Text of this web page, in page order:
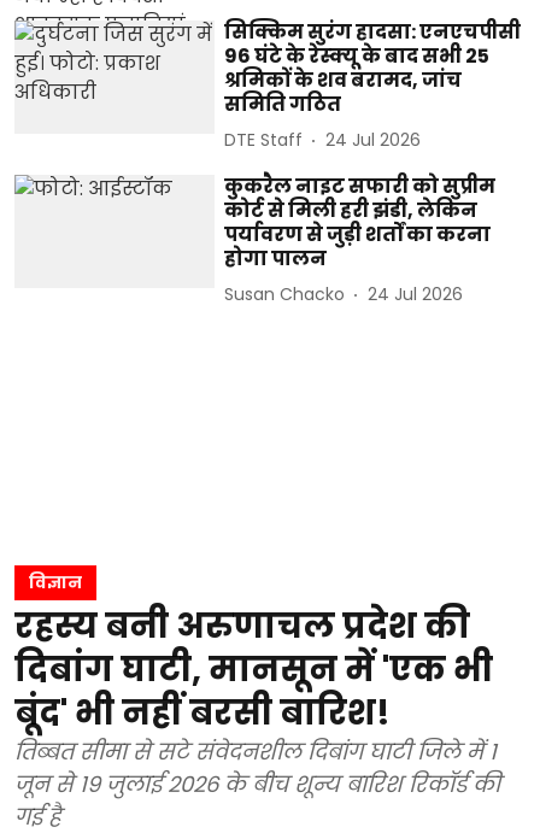
सिक्किम सुरंग हादसा: एनएचपीसी
96 घंटे के रेस्क्यू के बाद सभी 25
श्रमिकों के शव बरामद, जांच
समिति गठित
DTE Staff 24 Jul 2026
कुकरैल नाइट सफारी को सुप्रीम
कोर्ट से मिली हरी झंडी, लेकिन
पर्यावरण से जुड़ी शर्तों का करना
होगा पालन
Susan Chacko 24 Jul 2026
विज्ञान
रहस्य बनी अरुणाचल प्रदेश की
दिबांग घाटी, मानसून में 'एक भी
बूंद' भी नहीं बरसी बारिश!
तिब्बत सीमा से सटे संवेदनशील दिबांग घाटी जिले में 1
जून से 19 जुलाई 2026 के बीच शून्य बारिश रिकॉर्ड की
गई है